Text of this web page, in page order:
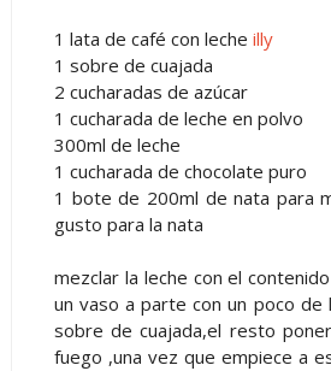
1 lata de café con leche illy
1 sobre de cuajada
2 cucharadas de azúcar
1 cucharada de leche en polvo
300ml de leche
1 cucharada de chocolate puro
1 bote de 200ml de nata para
gusto para la nata
mezclar la leche con el
un vaso a parte con un poco de
sobre de cuajada,el resto
fuego ,una vez que empiece a